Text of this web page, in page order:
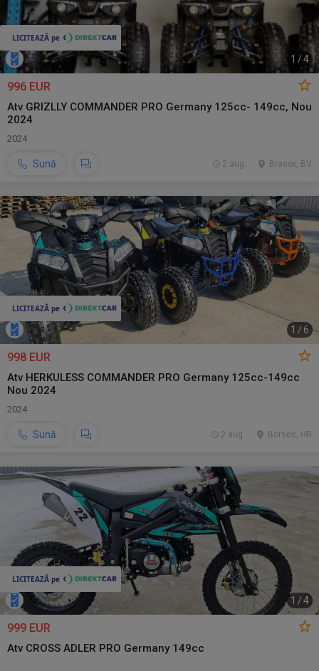
1 /4
996 EUR
Atv GRIZLLY COMMANDER PRO Germany 125cc- 149cc, Nou
2024
2024
Sună Brasov, BV
2 aug.
1 /6
998 EUR
Atv HERKULESS COMMANDER PRO Germany 125cc-149cc
Nou 2024
2024
Sună Borsec, HR
2 aug.
1 /4
999 EUR
Atv CROSS ADLER PRO Germany 149cc